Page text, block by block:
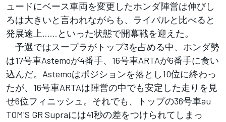
ュードにベース車両を変更したホンダ陣営は伸びし
ろは大きいと言われながらも、ライバルと比べると
発展途上……といった状態で開幕戦を迎えた。
予選ではスープラがトップ3を占める中、ホンダ勢
は17号車Astemoが4番手、16号車ARTAが6番手に食い
込んだ。Astemoはポジションを落とし10位に終わっ
たが、16号車ARTAは陣営の中でも安定した走りを見
せ6位フィニッシュ。それでも、トップの36号車au
TOM'S GR Supraには41秒の差をつけられてしまっ